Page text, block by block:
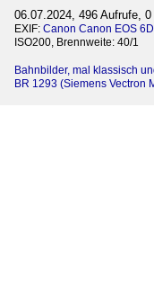
06.07.2024, 496 Aufrufe,
EXIF: Canon Canon EOS 6D
ISO200, Brennweite: 40/1
Bahnbilder, mal klassisch
BR 1293 (Siemens Vectron